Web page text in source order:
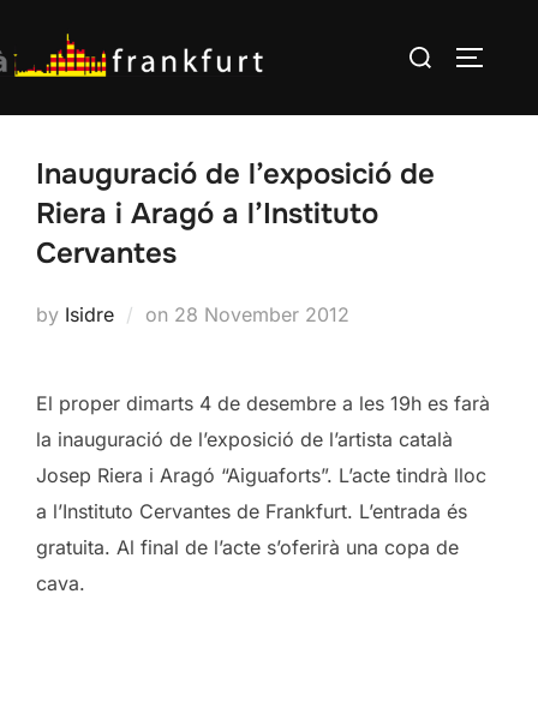
to
content
Search
Inauguració de l’exposició de
Riera i Aragó a l’Instituto
Cervantes
by Isidre on Posted
28 November 2012
El proper dimarts 4 de desembre a les 19h es farà
la inauguració de l’exposició de l’artista català
Josep Riera i Aragó “Aiguaforts”. L’acte tindrà lloc
a l’Instituto Cervantes de Frankfurt. L’entrada és
gratuita. Al final de l’acte s’oferirà una copa de
cava.